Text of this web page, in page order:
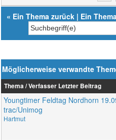
« Ein Thema zurück | Ein
Möglicherweise verwandte
Thema / Verfasser Letzter Beitrag
Youngtimer Feldtag Nordhorn
trac/Unimog
Hartmut